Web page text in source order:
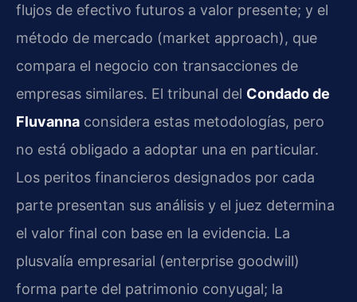
flujos de efectivo futuros a valor presente; y el
método de mercado (market approach), que
compara el negocio con transacciones de
empresas similares. El tribunal del Condado de
Fluvanna considera estas metodologías, pero
no está obligado a adoptar una en particular.
Los peritos financieros designados por cada
parte presentan sus análisis y el juez determina
el valor final con base en la evidencia. La
plusvalía empresarial (enterprise goodwill)
forma parte del patrimonio conyugal; la